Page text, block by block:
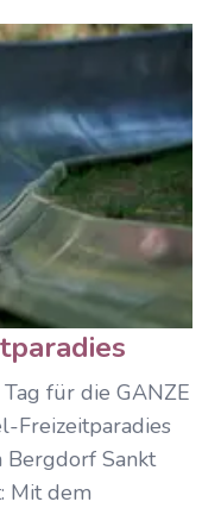
für die GANZE
Freizeitparadies
Bergdorf Sankt
Mit dem